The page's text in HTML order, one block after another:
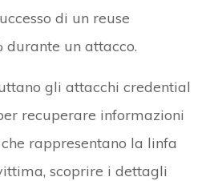
di un reuse
durante un attacco.
gli attacchi credential
recuperare informazioni
rappresentano la linfa
scoprire i dettagli